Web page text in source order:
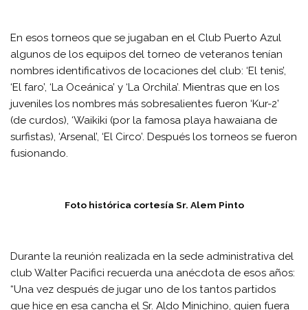
En esos torneos que se jugaban en el Club Puerto Azul
algunos de los equipos del torneo de veteranos tenían
nombres identificativos de locaciones del club: ‘El tenis’,
‘El faro’, ‘La Oceánica’ y ‘La Orchila’. Mientras que en los
juveniles los nombres más sobresalientes fueron ‘Kur-2’
(de curdos), ‘Waikiki (por la famosa playa hawaiana de
surfistas), ‘Arsenal’, ‘El Circo’. Después los torneos se fueron
fusionando.
Foto histórica cortesía Sr. Alem Pinto
Durante la reunión realizada en la sede administrativa del
club Walter Pacifici recuerda una anécdota de esos años:
“Una vez después de jugar uno de los tantos partidos
que hice en esa cancha el Sr. Aldo Minichino, quien fuera